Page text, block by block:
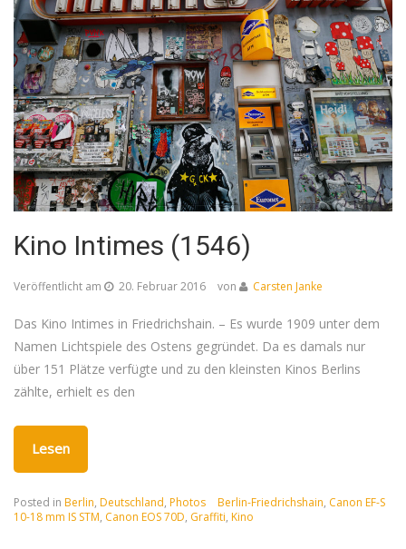
Kino Intimes (1546)
Veröffentlicht am 20. Februar 2016 von Carsten Janke
Das Kino Intimes in Friedrichshain. – Es wurde 1909 unter dem
Namen Lichtspiele des Ostens gegründet. Da es damals nur
über 151 Plätze verfügte und zu den kleinsten Kinos Berlins
zählte, erhielt es den
Lesen
Posted in Berlin, Deutschland, Photos Berlin-Friedrichshain, Canon EF-S
10-18 mm IS STM, Canon EOS 70D, Graffiti, Kino